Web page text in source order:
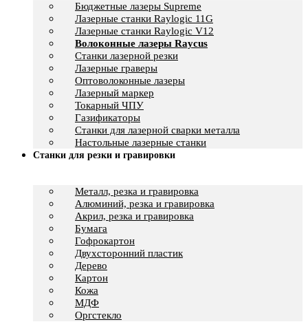
Бюджетные лазеры Supreme
Лазерные станки Raylogic 11G
Лазерные станки Raylogic V12
Волоконные лазеры Raycus
Станки лазерной резки
Лазерные граверы
Оптоволоконные лазеры
Лазерный маркер
Токарный ЧПУ
Газификаторы
Cтанки для лазерной сварки металла
Настольные лазерные станки
Станки для резки и гравировки
Металл, резка и гравировка
Алюминий, резка и гравировка
Акрил, резка и гравировка
Бумага
Гофрокартон
Двухсторонний пластик
Дерево
Картон
Кожа
МДФ
Оргстекло